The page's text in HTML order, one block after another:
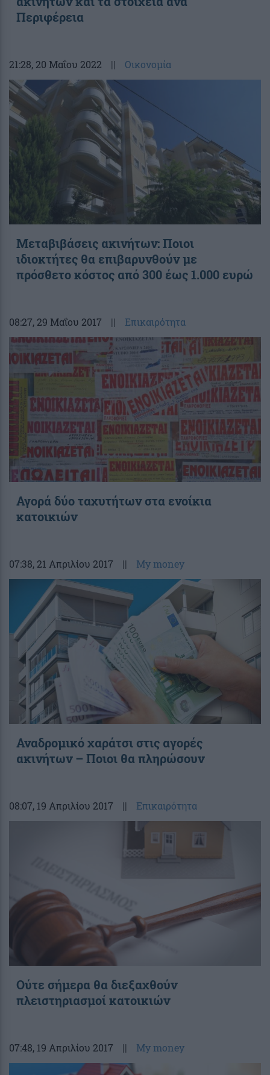
Περιφέρεια
21:28, 20 Μαΐου 2022 || Οικονομία
Μεταβιβάσεις ακινήτων: Ποιοι
ιδιοκτήτες θα επιβαρυνθούν με
πρόσθετο κόστος από 300 έως 1.000 ευρώ
08:27, 29 Μαΐου 2017 || Επικαιρότητα
Αγορά δύο ταχυτήτων στα ενοίκια
κατοικιών
07:38, 21 Απριλίου 2017 || My money
Αναδρομικό χαράτσι στις αγορές
ακινήτων – Ποιοι θα πληρώσουν
08:07, 19 Απριλίου 2017 || Επικαιρότητα
Ούτε σήμερα θα διεξαχθούν
πλειστηριασμοί κατοικιών
07:48, 19 Απριλίου 2017 || My money